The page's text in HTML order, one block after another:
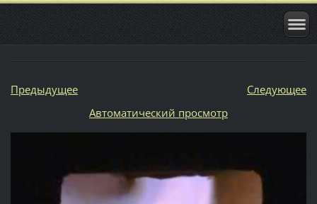
Предыдущее
Следующее
Aвтоматический просмотр